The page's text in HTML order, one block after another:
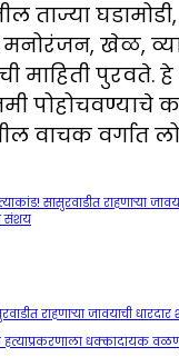
ताज्या
खेळ,
माहिती पुरवते.
पोहोचवण्याचे
वाचक वर्गात
राहणाऱ्या जावयाची धारदार